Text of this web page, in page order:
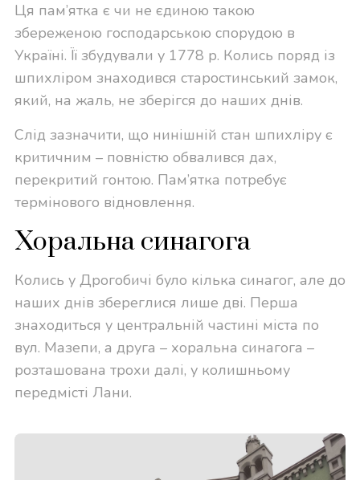
Ця пам’ятка є чи не єдиною такою
збереженою господарською спорудою в
Україні. Її збудували у 1778 р. Колись поряд із
шпихліром знаходився старостинський замок,
який, на жаль, не зберігся до наших днів.
Слід зазначити, що нинішній стан шпихліру є
критичним – повністю обвалився дах,
перекритий гонтою. Пам’ятка потребує
термінового відновлення.
Хоральна синагога
Колись у Дрогобичі було кілька синагог, але до
наших днів збереглися лише дві. Перша
знаходиться у центральній частині міста по
вул. Мазепи, а друга – хоральна синагога –
розташована трохи далі, у колишньому
передмісті Лани.